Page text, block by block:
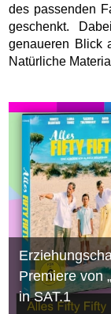
des passenden
geschenkt.
genaueren Blick
Natürliche
Premiere von
in SAT.1